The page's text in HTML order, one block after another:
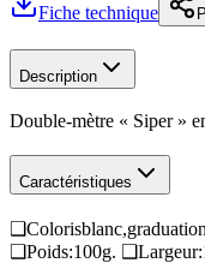
Fiche technique
Description
Double-mètre « Siper »
Caractéristiques
❑Poids:100g.